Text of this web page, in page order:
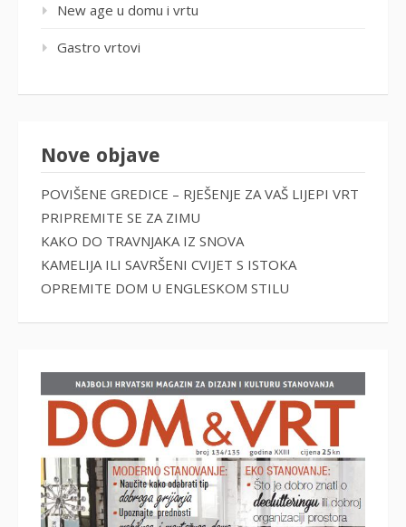
New age u domu i vrtu
Gastro vrtovi
Nove objave
POVIŠENE GREDICE – RJEŠENJE ZA VAŠ LIJEPI VRT
PRIPREMITE SE ZA ZIMU
KAKO DO TRAVNJAKA IZ SNOVA
KAMELIJA ILI SAVRŠENI CVIJET S ISTOKA
OPREMITE DOM U ENGLESKOM STILU